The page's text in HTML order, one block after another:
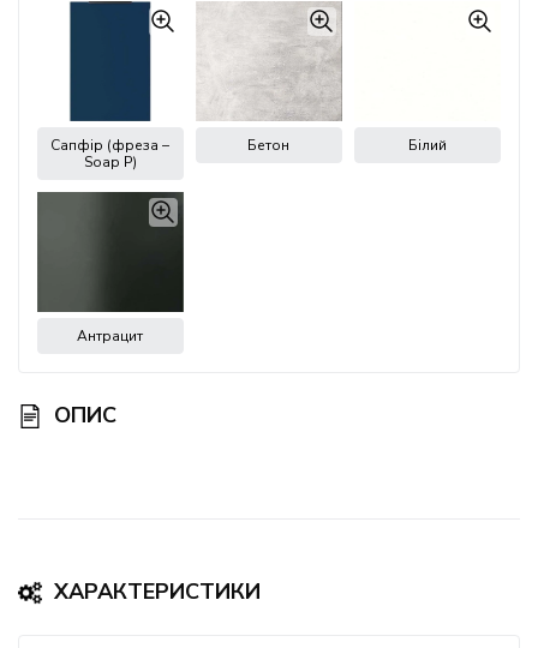
Cапфір (фреза –
Soap P)
Бетон Білий
Антрацит
ОПИС
ХАРАКТЕРИСТИКИ